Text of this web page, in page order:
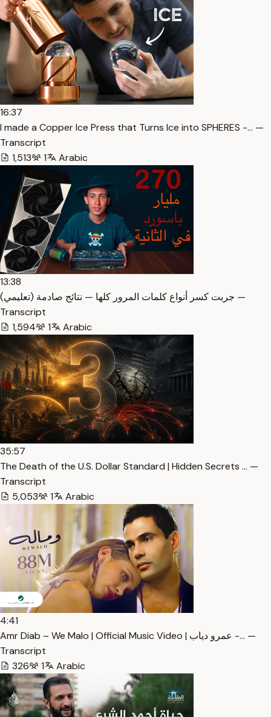
16:37
I made a Copper Ice Press that Turns Ice into SPHERES -… —
Transcript
1,513
1 Arabic
13:38
جربت كسر أنواع كلمات المرور كلها — نتائج صادمة (تعليمي) —
Transcript
1,594
1 Arabic
35:57
The Death of the U.S. Dollar Standard | Hidden Secrets … —
Transcript
5,053
1 Arabic
4:41
Amr Diab – We Malo | Official Music Video | عمرو دياب -… —
Transcript
326
1 Arabic